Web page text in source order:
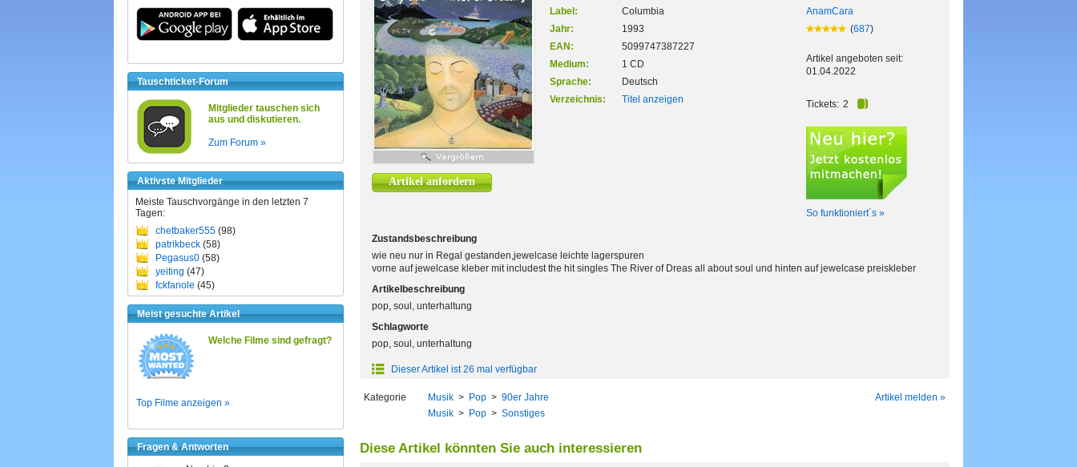
Tauschticket-Forum
Mitglieder tauschen sich
aus und diskutieren.
Zum Forum »
Aktivste Mitglieder
Meiste Tauschvorgänge in den letzten 7
Tagen:
chetbaker555 (98)
patrikbeck (58)
Pegasus0 (58)
yeiting (47)
fckfanole (45)
Meist gesuchte Artikel
Welche Filme sind gefragt?
Top Filme anzeigen »
Fragen & Antworten
Artikel anfordern
Label:
Columbia
Jahr:
1993
EAN:
5099747387227
Medium:
1 CD
Sprache:
Deutsch
Verzeichnis:
Titel anzeigen
AnamCara
(687)
Artikel angeboten seit:
01.04.2022
Tickets: 2
So funktioniert´s »
Zustandsbeschreibung
wie neu nur in Regal gestanden,jewelcase leichte lagerspuren
vorne auf jewelcase kleber mit includest the hit singles The River of Dreas all about soul und hinten auf jewelcase preiskleber
Artikelbeschreibung
pop, soul, unterhaltung
Schlagworte
pop, soul, unterhaltung
Dieser Artikel ist 26 mal verfügbar
Kategorie Musik > Pop > 90er Jahre
Musik > Pop > Sonstiges
Artikel melden »
Diese Artikel könnten Sie auch interessieren